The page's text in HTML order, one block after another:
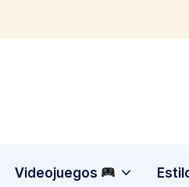
Videojuegos